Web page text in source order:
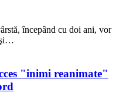
începând cu doi ani, vor
şi…
"inimi reanimate"